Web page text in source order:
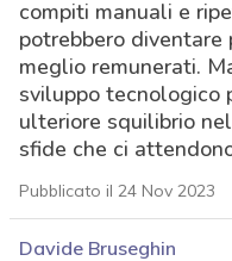
compiti manuali e
potrebbero diventare
meglio remunerati.
sviluppo tecnologico
ulteriore squilibrio
sfide che ci
Pubblicato il 24 Nov 2023
Davide Bruseghin